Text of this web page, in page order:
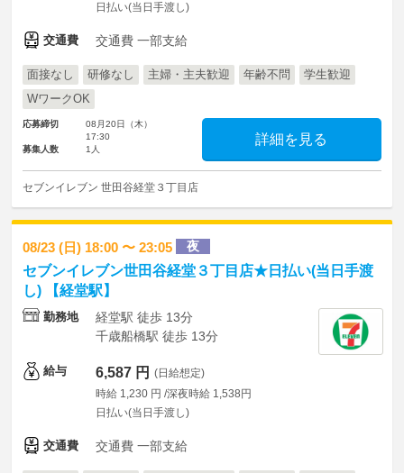
日払い(当日手渡し)
交通費 交通費 一部支給
面接なし 研修なし 主婦・主夫歓迎 年齢不問
学生歓迎
WワークOK
応募締切
08月20日（木）
17:30
募集人数
1人
詳細を見る
セブンイレブン 世田谷経堂３丁目店
08/23 (日) 18:00 〜 23:05 夜
セブンイレブン世田谷経堂３丁目店★日払い(当日手渡
し) 【経堂駅】
勤務地
経堂駅 徒歩 13分
千歳船橋駅 徒歩 13分
給与 6,587 円 (日給想定)
時給 1,230 円 /深夜時給 1,538円
日払い(当日手渡し)
交通費 交通費 一部支給